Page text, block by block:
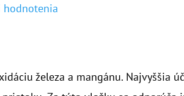
hodnotenia
železa a mangánu. Najvyššia